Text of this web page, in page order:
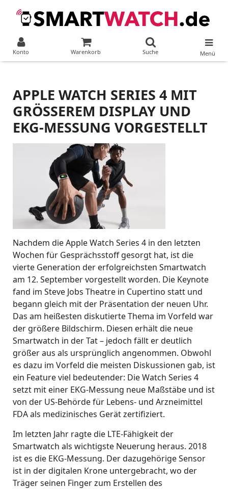
Konto Warenkorb Suche Menü
APPLE WATCH SERIES 4 MIT
GRÖSSEREM DISPLAY UND E
KG-MESSUNG VORGESTELLT
Nachdem die Apple Watch Series 4 in den letzten
Wochen für Gesprächsstoff gesorgt hat, ist die
vierte Generation der erfolgreichsten Smartwatch
am 12. September vorgestellt worden. Die Keynote
fand im Steve Jobs Theatre in Cupertino statt und
begann gleich mit der Präsentation der neuen Uhr.
Das am heißesten diskutierte Thema im Vorfeld war
der größere Bildschirm. Diesen erhält die neue
Smartwatch in der Tat – jedoch fällt er deutlich
größer aus als ursprünglich angenommen. Obwohl
es dazu im Vorfeld die meisten Diskussionen gab, ist
ein Feature viel bedeutender: Die Watch Series 4
setzt mit einer EKG-Messung neue Maßstäbe und ist
von der US-Behörde für Lebens- und Arzneimittel
FDA als medizinisches Gerät zertifiziert.
Im letzten Jahr ragte die LTE-Fähigkeit der
Smartwatch als wichtigste Neuerung heraus. 2018
ist es die EKG-Messung. Der dazugehörige Sensor
ist in der digitalen Krone untergebracht, wo der
Träger seinen Finger zum Erstellen des